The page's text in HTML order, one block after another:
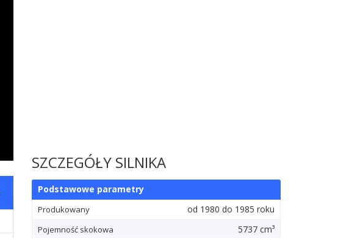
SZCZEGÓŁY SILNIKA
Podstawowe parametry
Produkowany od 1980 do 1985 roku
Pojemność skokowa 5737 cm³